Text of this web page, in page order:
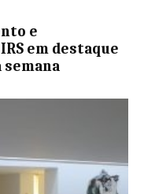
e
em destaque
semana